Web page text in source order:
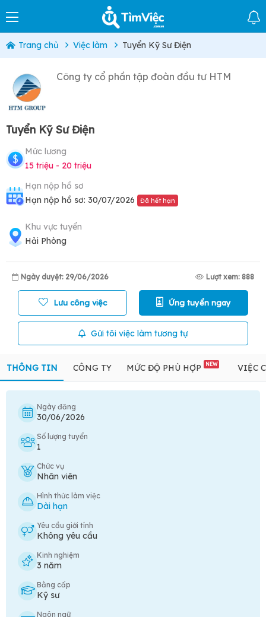
Trang chủ Việc làm Tuyển Kỹ Sư Điện
Công ty cổ phần tập đoàn đầu tư HTM
Tuyển Kỹ Sư Điện
Mức lương
15 triệu - 20 triệu
Hạn nộp hồ sơ
Hạn nộp hồ sơ: 30/07/2026
Đã hết hạn
Khu vực tuyển
Hải Phòng
Ngày duyệt: 29/06/2026 Lượt xem: 888
Lưu công việc Ứng tuyển ngay
Gửi tôi việc làm tương tự
THÔNG TIN CÔNG TY MỨC ĐỘ PHÙ HỢP NEW VIỆC
Ngày đăng
30/06/2026
Số lượng tuyển
1
Chức vụ
Nhân viên
Hình thức làm việc
Dài hạn
Yêu cầu giới tính
Không yêu cầu
Kinh nghiệm
3 năm
Bằng cấp
Kỹ sư
Ngôn ngữ